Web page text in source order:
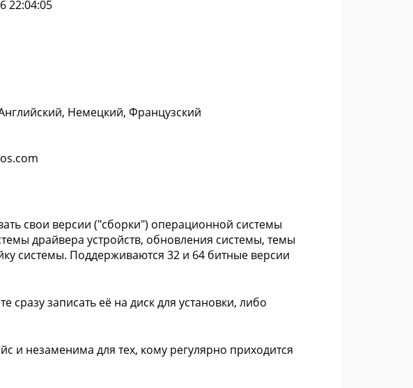
22:04:05
Немецкий, Французский
свои версии ("сборки") операционной системы
драйвера устройств, обновления системы, темы
системы. Поддерживаются 32 и 64 битные версии
записать её на диск для установки, либо
и незаменима для тех, кому регулярно приходится